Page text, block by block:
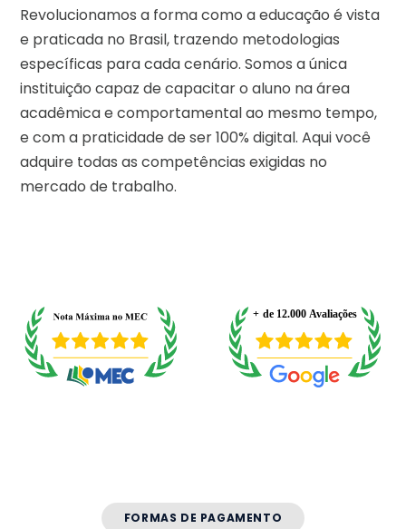
Revolucionamos a forma como a educação é vista
e praticada no Brasil, trazendo metodologias
específicas para cada cenário. Somos a única
instituição capaz de capacitar o aluno na área
acadêmica e comportamental ao mesmo tempo,
e com a praticidade de ser 100% digital. Aqui você
adquire todas as competências exigidas no
mercado de trabalho.
FORMAS DE PAGAMENTO